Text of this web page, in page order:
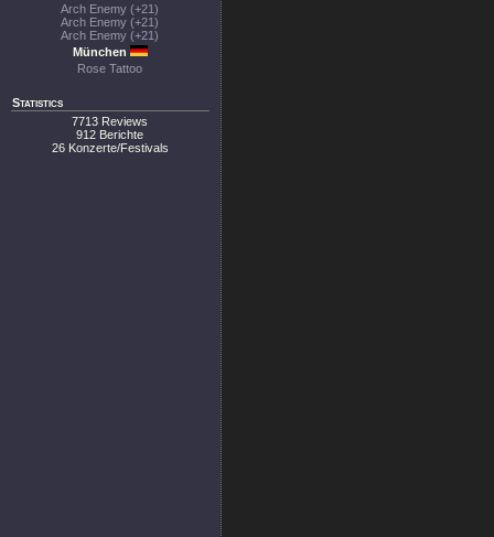
Arch Enemy (+21)
Arch Enemy (+21)
Arch Enemy (+21)
München
Rose Tattoo
Statistics
7713 Reviews
912 Berichte
26 Konzerte/Festivals